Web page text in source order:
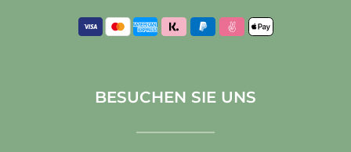
BESUCHEN SIE UNS